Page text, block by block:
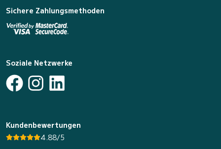
Sichere Zahlungsmethoden
Soziale Netzwerke
Kundenbewertungen
4.88/5